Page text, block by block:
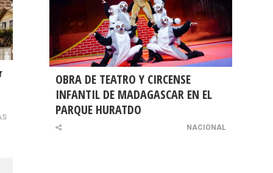
OBRA DE TEATRO Y CIRCENSE
INFANTIL DE MADAGASCAR EN EL
PARQUE HURATDO
NACIONAL